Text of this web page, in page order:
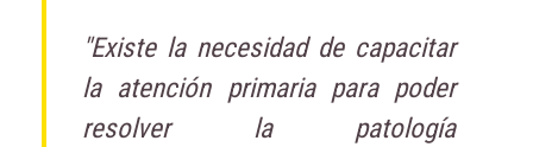
"Existe la necesidad de capacitar
la atención primaria para poder
resolver la patología